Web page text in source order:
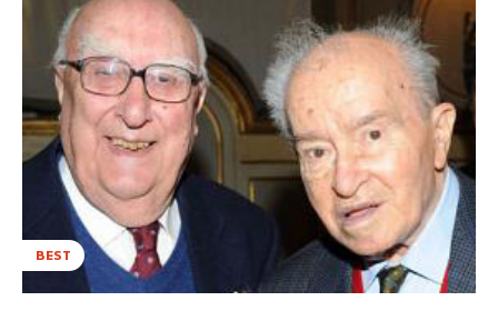
BEST